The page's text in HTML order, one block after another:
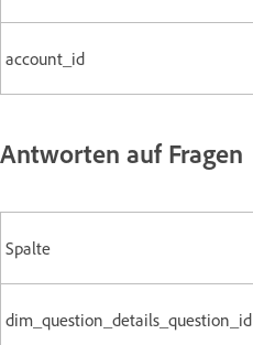
account_id
Antworten auf Fragen
Spalte
dim_question_details_question_id